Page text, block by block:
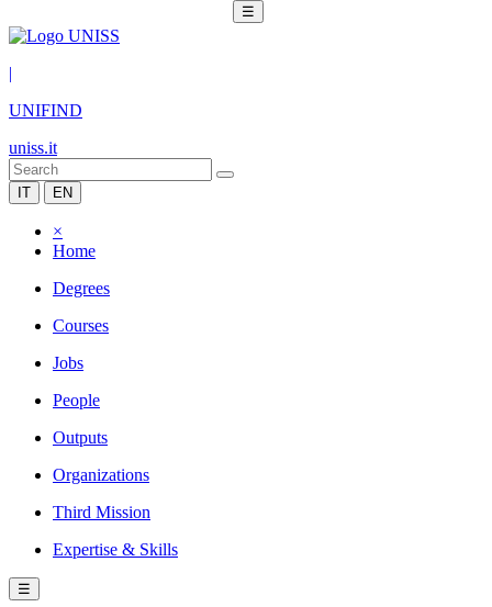
☰
|
UNIFIND
uniss.it
IT EN
×
Home
Degrees
Courses
Jobs
People
Outputs
Organizations
Third Mission
Expertise & Skills
☰